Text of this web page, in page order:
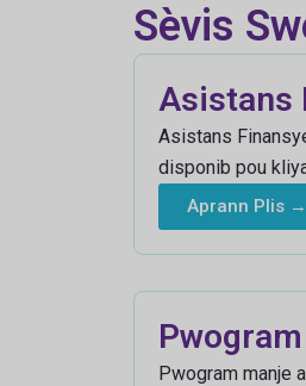
Sèvis
Asistans
Asistans
disponib pou
Aprann Plis →
Pwogram manje